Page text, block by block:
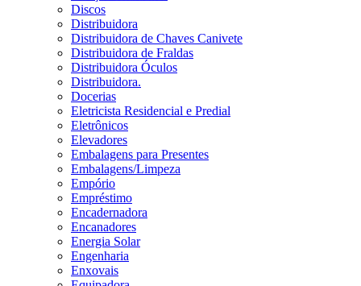
Discos
Distribuidora
Distribuidora de Chaves Canivete
Distribuidora de Fraldas
Distribuidora Óculos
Distribuidora.
Docerias
Eletricista Residencial e Predial
Eletrônicos
Elevadores
Embalagens para Presentes
Embalagens/Limpeza
Empório
Empréstimo
Encadernadora
Encanadores
Energia Solar
Engenharia
Enxovais